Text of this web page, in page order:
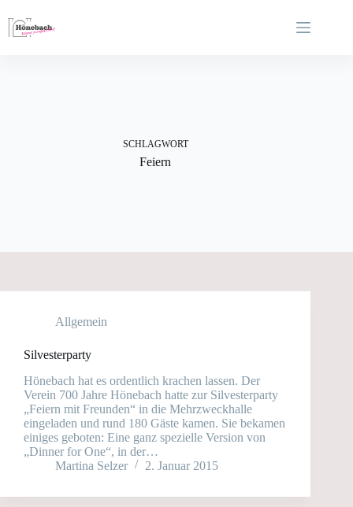
Inhalt
springen
SCHLAGWORT
Feiern
Allgemein
Silvesterparty
Hönebach hat es ordentlich krachen lassen. Der
Verein 700 Jahre Hönebach hatte zur Silvesterparty
„Feiern mit Freunden“ in die Mehrzweckhalle
eingeladen und rund 180 Gäste kamen. Sie bekamen
einiges geboten: Eine ganz spezielle Version von
„Dinner for One“, in der…
Martina Selzer
2. Januar 2015